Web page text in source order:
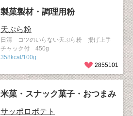
製菓製材・調理用粉
天ぷら粉
日清 コツのいらない天ぷら粉 揚げ上手
チャック付 450g
358kcal/100g
2855101
米菓・スナック菓子・おつまみ
サッポロポテト